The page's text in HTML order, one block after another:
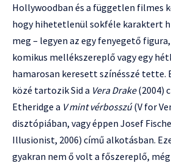
Hollywoodban és a független filmes
hogy hihetetlenül sokféle karaktert
meg – legyen az egy fenyegető
komikus mellékszereplő vagy egy
hamarosan keresett színésszé tette.
közé tartozik Sid a Vera Drake(2004)
Etheridge a V mint vérbosszú(V for
disztópiában, vagy éppen Josef
Illusionist, 2006) című alkotásban.
gyakran nem ő volt a főszereplő,